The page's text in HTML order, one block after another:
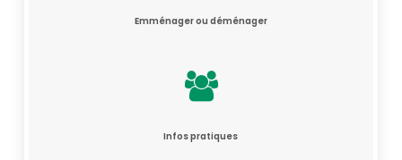
Emménager ou déménager
Infos pratiques